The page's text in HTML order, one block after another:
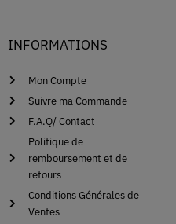
INFORMATIONS
Mon Compte
Suivre ma Commande
F.A.Q/ Contact
Politique de
remboursement et de
retours
Conditions Générales de
Ventes